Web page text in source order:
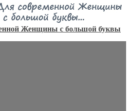
Женщины с большой буквы